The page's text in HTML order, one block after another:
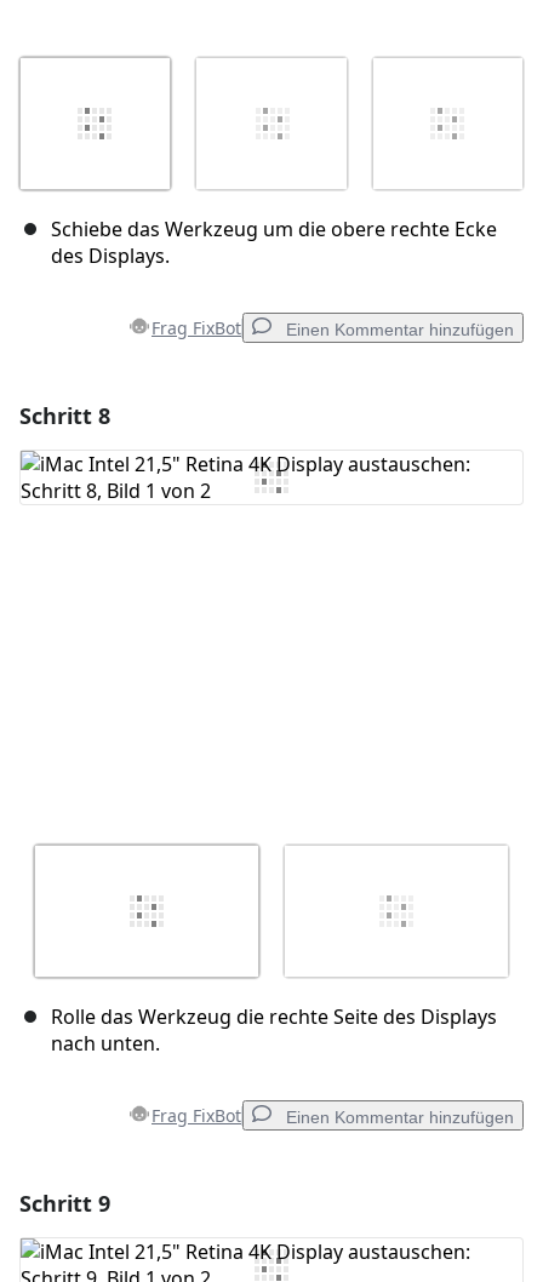
Schiebe das Werkzeug um die obere rechte Ecke
des Displays.
Frag FixBot Einen Kommentar hinzufügen
Kommentar hinzufügen
Schritt 8
Rolle das Werkzeug die rechte Seite des Displays
nach unten.
Frag FixBot Einen Kommentar hinzufügen
Kommentar hinzufügen
Schritt 9